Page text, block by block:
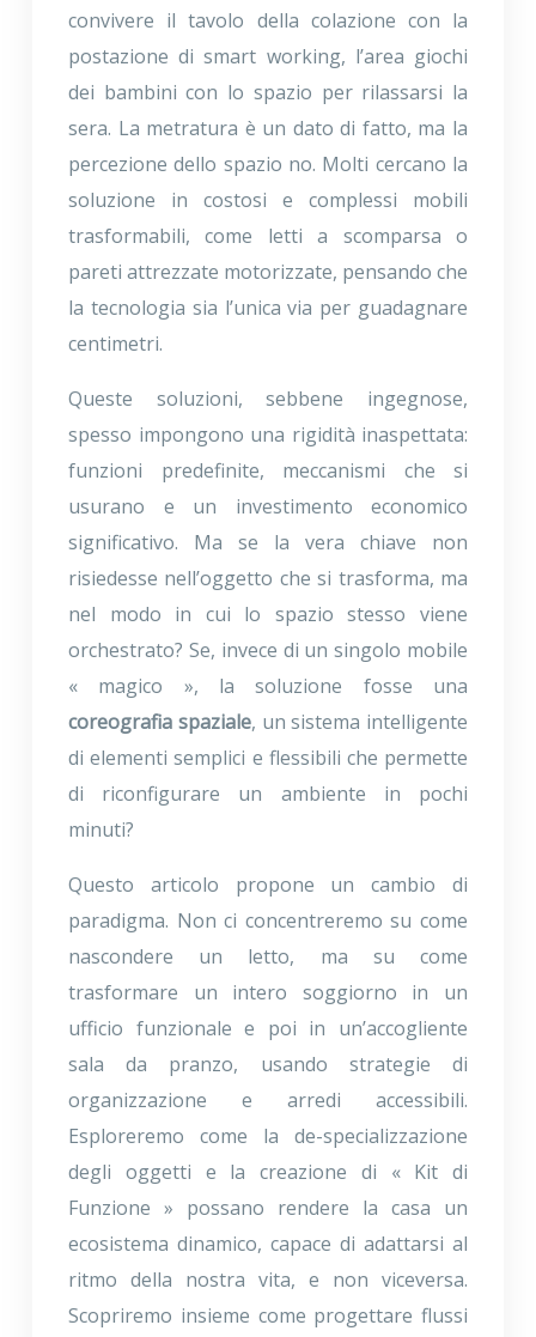
convivere il tavolo della colazione con la
postazione di smart working, l’area giochi
dei bambini con lo spazio per rilassarsi la
sera. La metratura è un dato di fatto, ma la
percezione dello spazio no. Molti cercano la
soluzione in costosi e complessi mobili
trasformabili, come letti a scomparsa o
pareti attrezzate motorizzate, pensando che
la tecnologia sia l’unica via per guadagnare
centimetri.
Queste soluzioni, sebbene ingegnose,
spesso impongono una rigidità inaspettata:
funzioni predefinite, meccanismi che si
usurano e un investimento economico
significativo. Ma se la vera chiave non
risiedesse nell’oggetto che si trasforma, ma
nel modo in cui lo spazio stesso viene
orchestrato? Se, invece di un singolo mobile
« magico », la soluzione fosse una
coreografia spaziale, un sistema intelligente
di elementi semplici e flessibili che permette
di riconfigurare un ambiente in pochi
minuti?
Questo articolo propone un cambio di
paradigma. Non ci concentreremo su come
nascondere un letto, ma su come
trasformare un intero soggiorno in un
ufficio funzionale e poi in un’accogliente
sala da pranzo, usando strategie di
organizzazione e arredi accessibili.
Esploreremo come la de-specializzazione
degli oggetti e la creazione di « Kit di
Funzione » possano rendere la casa un
ecosistema dinamico, capace di adattarsi al
ritmo della nostra vita, e non viceversa.
Scopriremo insieme come progettare flussi